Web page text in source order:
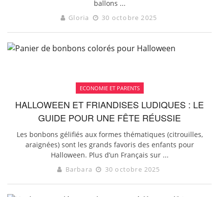
ballons ...
Gloria 30 octobre 2025
ECONOMIE ET PARENTS
HALLOWEEN ET FRIANDISES LUDIQUES : LE
GUIDE POUR UNE FÊTE RÉUSSIE
Les bonbons gélifiés aux formes thématiques (citrouilles,
araignées) sont les grands favoris des enfants pour
Halloween. Plus d’un Français sur ...
Barbara 30 octobre 2025